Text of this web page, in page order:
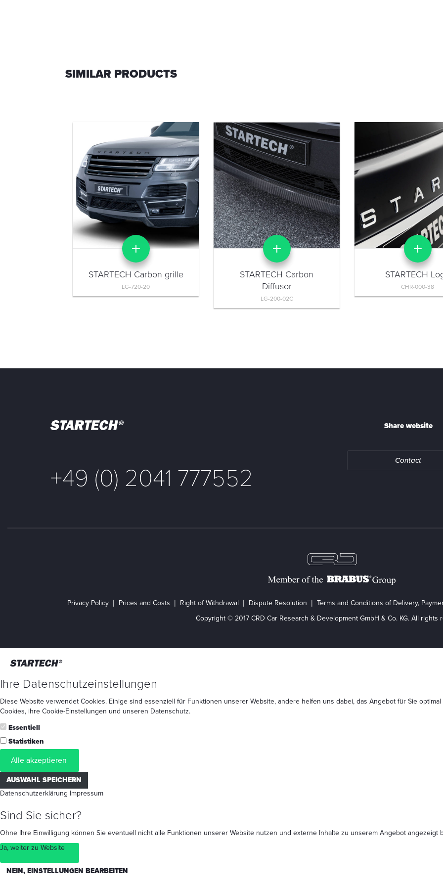
SIMILAR PRODUCTS
STARTECH Carbon grille
LG-720-20
STARTECH Carbon
Diffusor
LG-200-02C
STARTECH
CHR-000-38
+49 (0) 2041 777552
Share website
Contact
Privacy Policy Prices and Costs Right of Withdrawal Dispute Resolution
Terms and Conditions of Delivery,
Copyright © 2017 CRD Car Research & Development GmbH & Co. KG. All rights
Ihre Datenschutzeinstellungen
Diese Website verwendet Cookies. Einige sind essenziell für Funktionen unserer Website, andere helfen uns dabei, das Angebot für Sie
Cookies, ihre Cookie-Einstellungen und unseren Datenschutz.
Essentiell
Statistiken
Alle akzeptieren
AUSWAHL SPEICHERN
Datenschutzerklärung Impressum
Sind Sie sicher?
Ohne Ihre Einwilligung können Sie eventuell nicht alle Funktionen unserer Website nutzen und externe Inhalte zu unserem Angebot angezeigt
Ja, weiter zu Website
NEIN, EINSTELLUNGEN BEARBEITEN